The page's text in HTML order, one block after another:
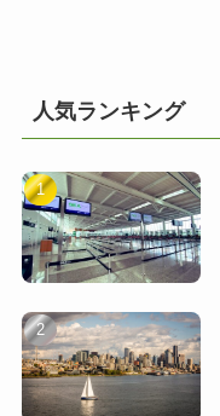
人気ランキング